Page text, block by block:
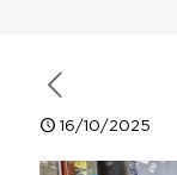
16/10/2025